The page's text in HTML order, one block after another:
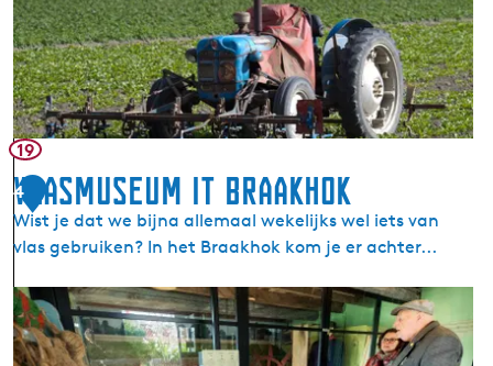
w
e
Z
i
j
l
e
n
l
d
e
m
o
l
f
a
b
y
k
19
4
Vlasmuseum It Braakhok
Wist je dat we bijna allemaal wekelijks wel iets van
vlas gebruiken? In het Braakhok kom je er achter...
V
l
a